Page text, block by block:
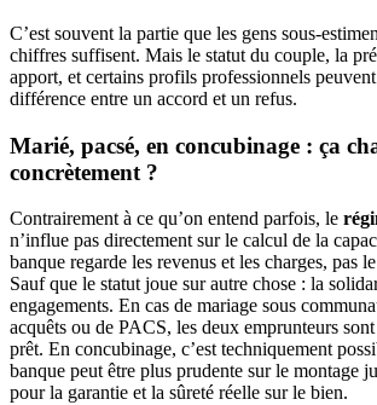
C’est souvent la partie que les gens sous-
chiffres suffisent. Mais le statut du couple, la
apport, et certains profils professionnels
différence entre un accord et un refus.
Marié, pacsé, en concubinage : ça
concrètement ?
Contrairement à ce qu’on entend parfois, le
n’influe pas directement sur le calcul de la
banque regarde les revenus et les charges, pas
Sauf que le statut joue sur autre chose : la
engagements. En cas de mariage sous
acquêts ou de PACS, les deux emprunteurs
prêt. En concubinage, c’est techniquement
banque peut être plus prudente sur le montage
pour la garantie et la sûreté réelle sur le bien.